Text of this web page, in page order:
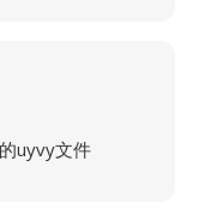
uyvy文件